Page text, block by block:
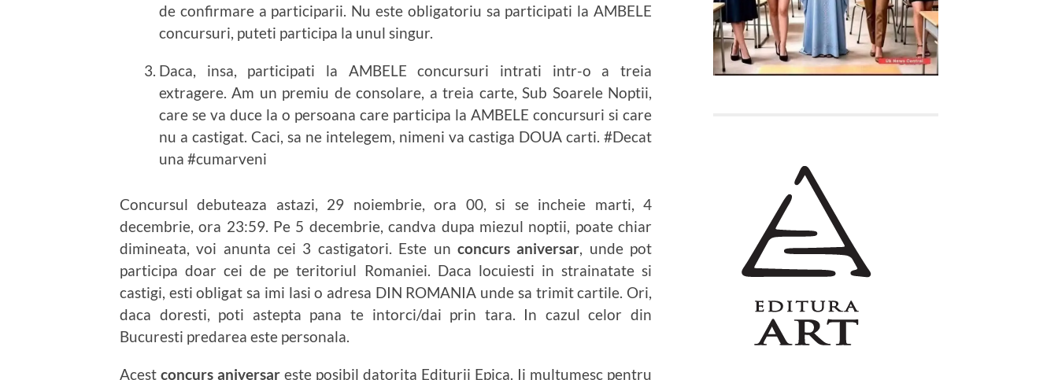
de confirmare a participarii. Nu este obligatoriu sa participati la AMBELE
concursuri, puteti participa la unul singur.
Daca, insa, participati la AMBELE concursuri intrati intr-o a treia
extragere. Am un premiu de consolare, a treia carte, Sub Soarele Noptii,
care se va duce la o persoana care participa la AMBELE concursuri si care
nu a castigat. Caci, sa ne intelegem, nimeni va castiga DOUA carti. #Decat
una #cumarveni
Concursul debuteaza astazi, 29 noiembrie, ora 00, si se incheie marti, 4
decembrie, ora 23:59. Pe 5 decembrie, candva dupa miezul noptii, poate chiar
dimineata, voi anunta cei 3 castigatori. Este un concurs aniversar, unde pot
participa doar cei de pe teritoriul Romaniei. Daca locuiesti in strainatate si
castigi, esti obligat sa imi lasi o adresa DIN ROMANIA unde sa trimit cartile. Ori,
daca doresti, poti astepta pana te intorci/dai prin tara. In cazul celor din
Bucuresti predarea este personala.
Acest concurs aniversar este posibil datorita Editurii Epica. Ii multumesc pentru